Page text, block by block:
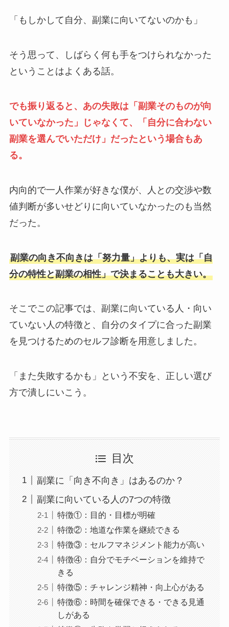
「もしかして自分、副業に向いてないのかも」
そう思って、しばらく何も手をつけられなかった
ということはよくある話。
でも振り返ると、あの失敗は「副業そのものが向
いていなかった」じゃなくて、「自分に合わない
副業を選んでいただけ」だったという場合もあ
る。
内向的で一人作業が好きな僕が、人との交渉や数
値判断が多いせどりに向いていなかったのも当然
だった。
副業の向き不向きは「努力量」よりも、実は「自
分の特性と副業の相性」で決まることも大きい。
そこでこの記事では、副業に向いている人・向い
ていない人の特徴と、自分のタイプに合った副業
を見つけるためのセルフ診断を用意しました。
「また失敗するかも」という不安を、正しい選び
方で潰しにいこう。
目次
副業に「向き不向き」はあるのか？
副業に向いている人の7つの特徴
特徴①：目的・目標が明確
特徴②：地道な作業を継続できる
特徴③：セルフマネジメント能力が高い
特徴④：自分でモチベーションを維持で
きる
特徴⑤：チャレンジ精神・向上心がある
特徴⑥：時間を確保できる・できる見通
しがある